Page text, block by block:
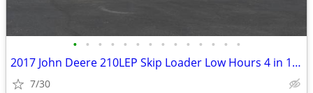
• • • • • • • • • • • • • •
2017 John Deere 210LEP Skip Loader Low Hours 4 in 1 Bucket
7/30